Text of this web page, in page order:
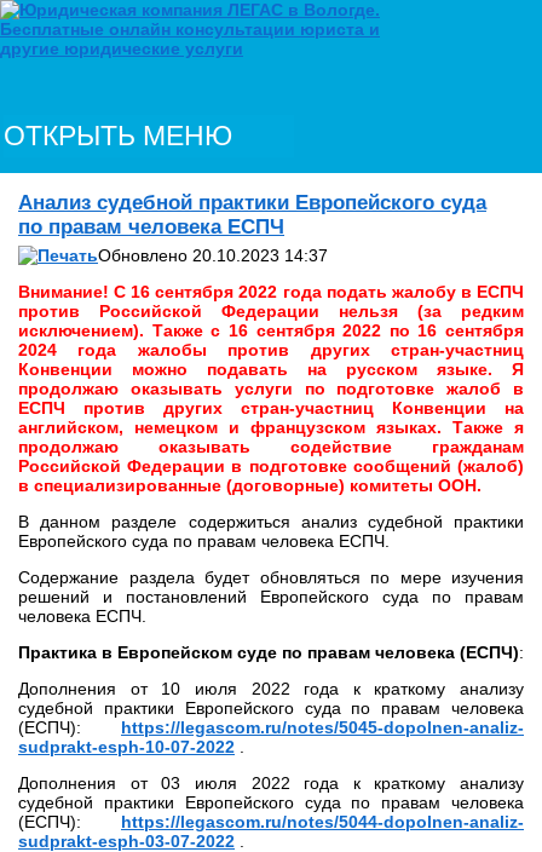
ОТКРЫТЬ МЕНЮ
Анализ судебной практики Европейского суда
по правам человека ЕСПЧ
Обновлено 20.10.2023 14:37
Внимание! С 16 сентября 2022 года подать жалобу в ЕСПЧ
против Российской Федерации нельзя (за редким
исключением). Также с 16 сентября 2022 по 16 сентября
2024 года жалобы против других стран-участниц
Конвенции можно подавать на русском языке. Я
продолжаю оказывать услуги по подготовке жалоб в
ЕСПЧ против других стран-участниц Конвенции на
английском, немецком и французском языках. Также я
продолжаю оказывать содействие гражданам
Российской Федерации в подготовке сообщений (жалоб)
в специализированные (договорные) комитеты ООН.
В данном разделе содержиться анализ судебной практики
Европейского суда по правам человека ЕСПЧ.
Содержание раздела будет обновляться по мере изучения
решений и постановлений Европейского суда по правам
человека ЕСПЧ.
Практика в Европейском суде по правам человека (ЕСПЧ):
Дополнения от 10 июля 2022 года к краткому анализу
судебной практики Европейского суда по правам человека
(ЕСПЧ): https://legascom.ru/notes/5045-dopolnen-analiz-
sudprakt-esph-10-07-2022
Дополнения от 03 июля 2022 года к краткому анализу
судебной практики Европейского суда по правам человека
(ЕСПЧ): https://legascom.ru/notes/5044-dopolnen-analiz-
sudprakt-esph-03-07-2022